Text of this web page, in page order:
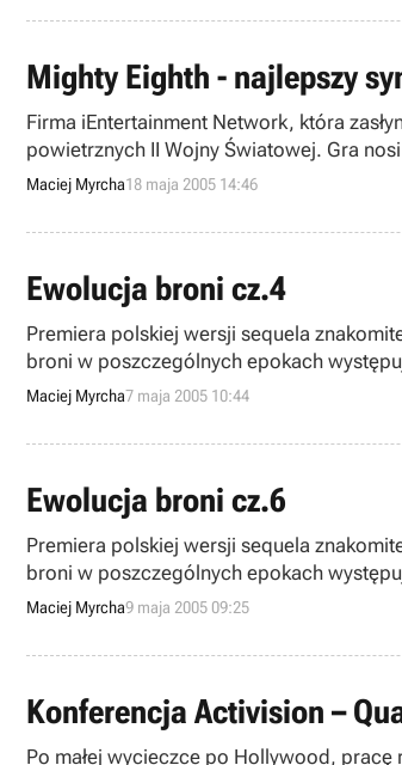
Mighty Eighth - najlepszy
Firma iEntertainment Network, która
powietrznych II Wojny Światowej. Gra
Lotniczą.
Maciej Myrcha18 maja 2005 14:46
Ewolucja broni cz.4
Premiera polskiej wersji sequela
broni w poszczególnych epokach
Maciej Myrcha7 maja 2005 10:44
Ewolucja broni cz.6
Premiera polskiej wersji sequela
broni w poszczególnych epokach
Maciej Myrcha9 maja 2005 09:25
Konferencja Activision –
Po małej wycieczce po Hollywood, pracę